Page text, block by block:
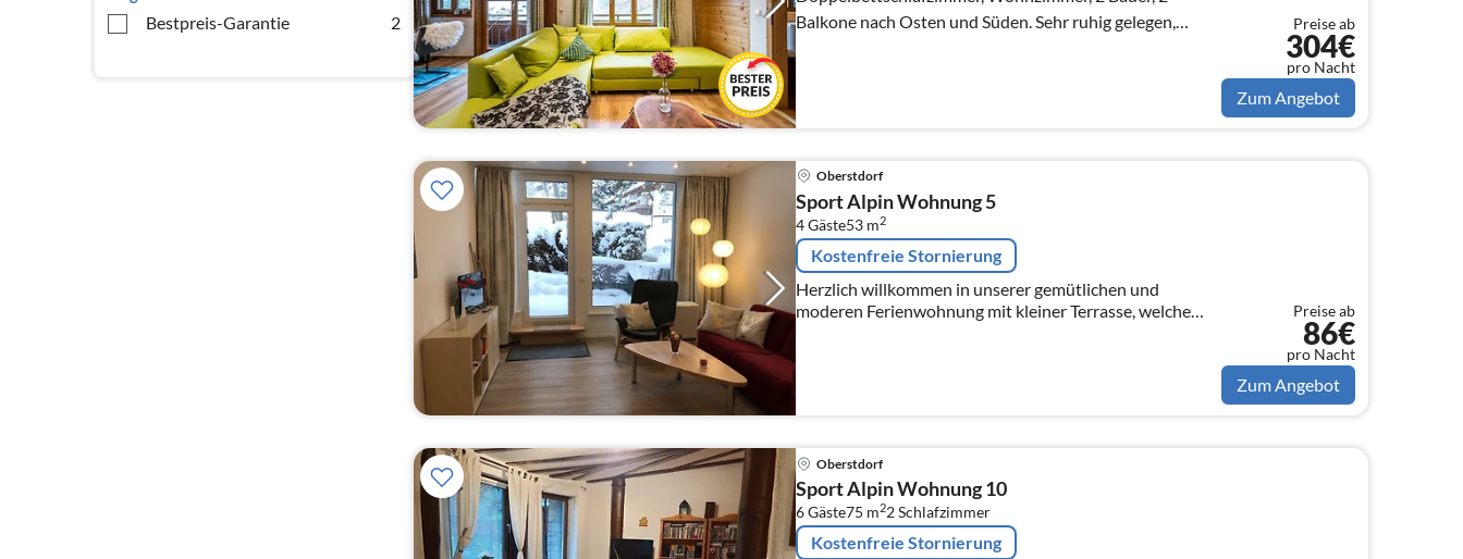
Bestpreis-Garantie 2
Balkone nach Osten und Süden. Sehr ruhig gelegen,
Preise ab
304€
pro Nacht
Zum Angebot
Oberstdorf
Sport Alpin Wohnung 5
4 Gäste53 m2
Kostenfreie Stornierung
Herzlich willkommen in unserer gemütlichen und
moderen Ferienwohnung mit kleiner Terrasse, welche
Preise ab
86€
pro Nacht
Zum Angebot
Oberstdorf
Sport Alpin Wohnung 10
6 Gäste75 m22Schlafzimmer
Kostenfreie Stornierung